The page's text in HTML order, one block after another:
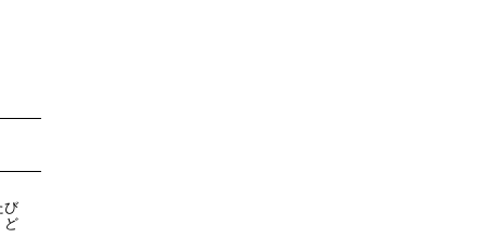
び
ど